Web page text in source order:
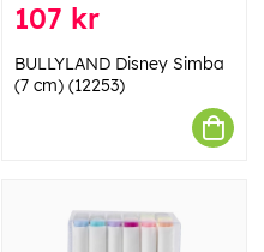
107 kr
BULLYLAND Disney Simba
(7 cm) (12253)